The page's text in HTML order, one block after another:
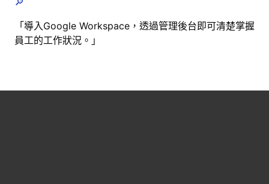
「導入Google Workspace，透過管理後台即可清楚掌握
員工的工作狀況。」